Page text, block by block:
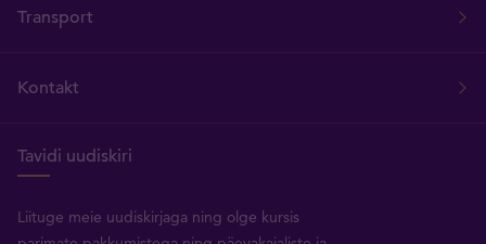
Transport
Kontakt
Tavidi uudiskiri
Liituge meie uudiskirjaga ning olge kursis